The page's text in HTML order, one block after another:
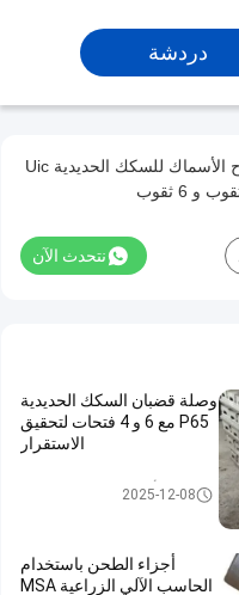
دردشة
50 كجم من ألواح الأسماك للسكك الحديدية Uic
نتحدث الآن
وصلة قضبان السكك الحديدية
P65 مع 6 و 4 فتحات لتحقيق
الاستقرار
لوحات الأسماك للسكك الحديدية
2025-12-08
أجزاء الطحن باستخدام
الحاسب الآلي الزراعية MSA